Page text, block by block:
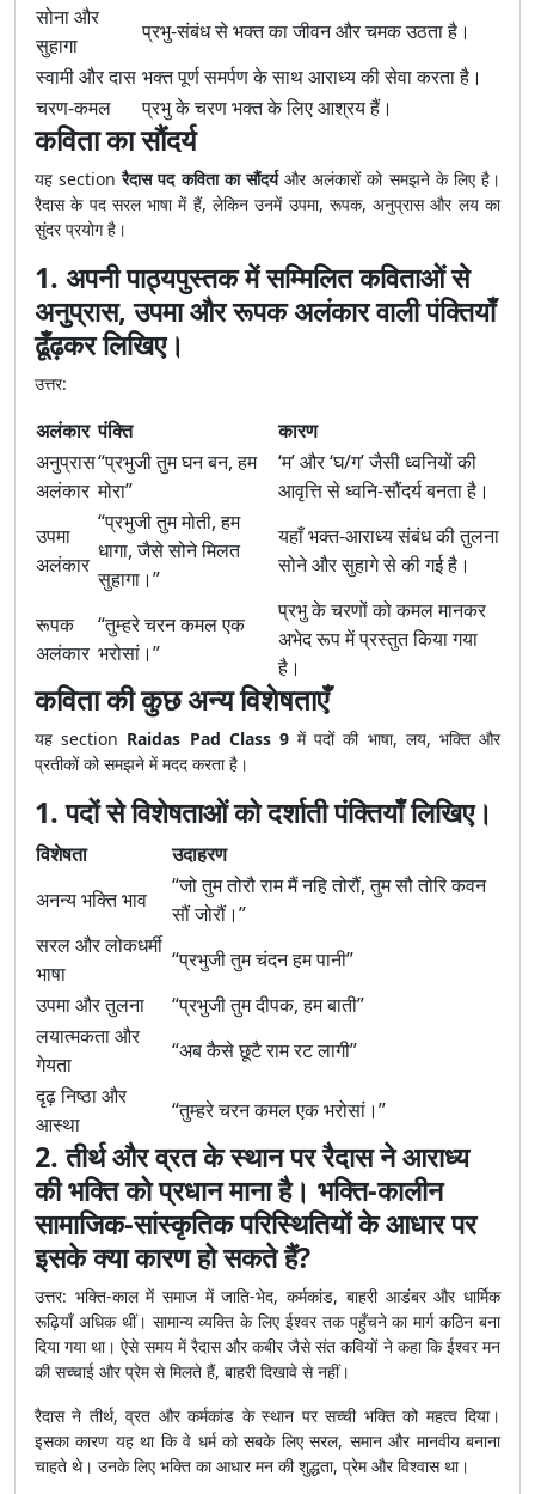
सोना और
सुहागा
प्रभु-संबंध से भक्त का जीवन और चमक उठता है।
स्वामी और दास भक्त पूर्ण समर्पण के साथ आराध्य की सेवा करता है।
चरण-कमल
प्रभु के चरण भक्त के लिए आश्रय हैं।
कविता का सौंदर्य
यह sectionरैदास पद कविता का सौंदर्यऔर अलंकारों को समझने के लिए है।
रैदास के पद सरल भाषा में हैं, लेकिन उनमें उपमा, रूपक, अनुप्रास और लय का
सुंदर प्रयोग है।
1. अपनी पाठ्यपुस्तक में सम्मिलित कविताओं से
अनुप्रास, उपमा और रूपक अलंकार वाली पंक्तियाँ
ढूँढ़कर लिखिए।
उत्तर:
अलंकार पंक्ति
कारण
अनुप्रास
अलंकार
“प्रभुजी तुम घन बन, हम
मोरा”
‘म’ और ‘घ/ग’ जैसी ध्वनियों की
आवृत्ति से ध्वनि-सौंदर्य बनता है।
उपमा
अलंकार
“प्रभुजी तुम मोती, हम
धागा, जैसे सोने मिलत
सुहागा।”
यहाँ भक्त-आराध्य संबंध की तुलना
सोने और सुहागे से की गई है।
रूपक
अलंकार
“तुम्हरे चरन कमल एक
भरोसां।”
प्रभु के चरणों को कमल मानकर
अभेद रूप में प्रस्तुत किया गया
है।
कविता की कुछ अन्य विशेषताएँ
यह section Raidas Pad Class 9में पदों की भाषा, लय, भक्ति और
प्रतीकों को समझने में मदद करता है।
1. पदों से विशेषताओं को दर्शाती पंक्तियाँ लिखिए।
विशेषता
उदाहरण
अनन्य भक्ति भाव
“जो तुम तोरौ राम मैं नहि तोरौं, तुम सौ तोरि कवन
सौं जोरौं।”
सरल और लोकधर्मी
भाषा
“प्रभुजी तुम चंदन हम पानी”
उपमा और तुलना
“प्रभुजी तुम दीपक, हम बाती”
लयात्मकता और
गेयता
“अब कैसे छूटै राम रट लागी”
दृढ़ निष्ठा और
आस्था
“तुम्हरे चरन कमल एक भरोसां।”
2. तीर्थ और व्रत के स्थान पर रैदास ने आराध्य
की भक्ति को प्रधान माना है। भक्ति-कालीन
सामाजिक-सांस्कृतिक परिस्थितियों के आधार पर
इसके क्या कारण हो सकते हैं?
उत्तर: भक्ति-काल में समाज में जाति-भेद, कर्मकांड, बाहरी आडंबर और धार्मिक
रूढ़ियाँ अधिक थीं। सामान्य व्यक्ति के लिए ईश्वर तक पहुँचने का मार्ग कठिन बना
दिया गया था। ऐसे समय में रैदास और कबीर जैसे संत कवियों ने कहा कि ईश्वर मन
की सच्चाई और प्रेम से मिलते हैं, बाहरी दिखावे से नहीं।
रैदास ने तीर्थ, व्रत और कर्मकांड के स्थान पर सच्ची भक्ति को महत्व दिया।
इसका कारण यह था कि वे धर्म को सबके लिए सरल, समान और मानवीय बनाना
चाहते थे। उनके लिए भक्ति का आधार मन की शुद्धता, प्रेम और विश्वास था।